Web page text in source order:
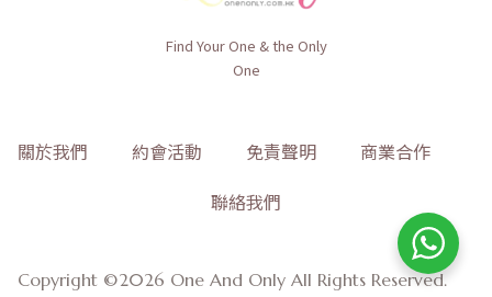
Find Your One & the Only
One
關於我們 約會活動 免責聲明
商業合作
聯絡我們
Copyright ©2026 One And Only All Rights Reserved.